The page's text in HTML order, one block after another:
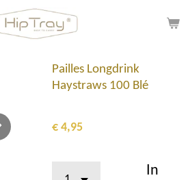
Pailles Longdrink
Haystraws 100 Blé
€ 4,95
In